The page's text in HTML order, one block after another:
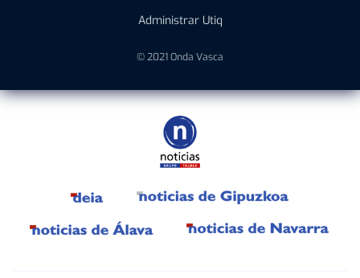
Administrar Utiq
© 2021 Onda Vasca